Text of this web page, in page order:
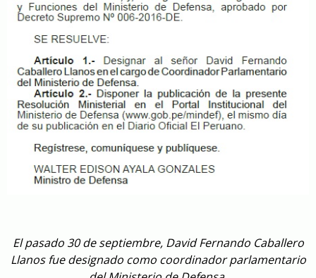
El pasado 30 de septiembre, David Fernando Caballero
Llanos fue designado como coordinador parlamentario